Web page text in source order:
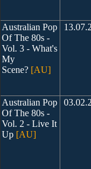
Australian Pop
Of The 80s -
Vol. 3 - What's
My
Scene? [AU]
Australian Pop
Of The 80s -
Vol. 2 - Live It
Up [AU]